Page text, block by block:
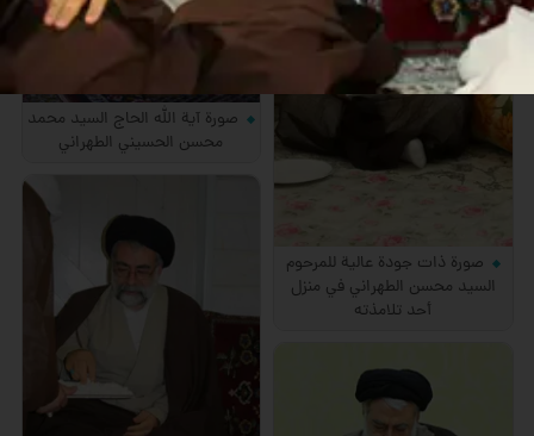
صورة آية الله الحاج السيد محمد
محسن الحسيني الطهراني
صورة ذات جودة عالية للمرحوم
السيد محسن الطهراني في منزل
أحد تلامذته